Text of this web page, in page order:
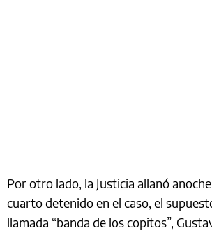
Por otro lado, la Justicia allanó
cuarto detenido en el caso, el
llamada “banda de los copitos”,